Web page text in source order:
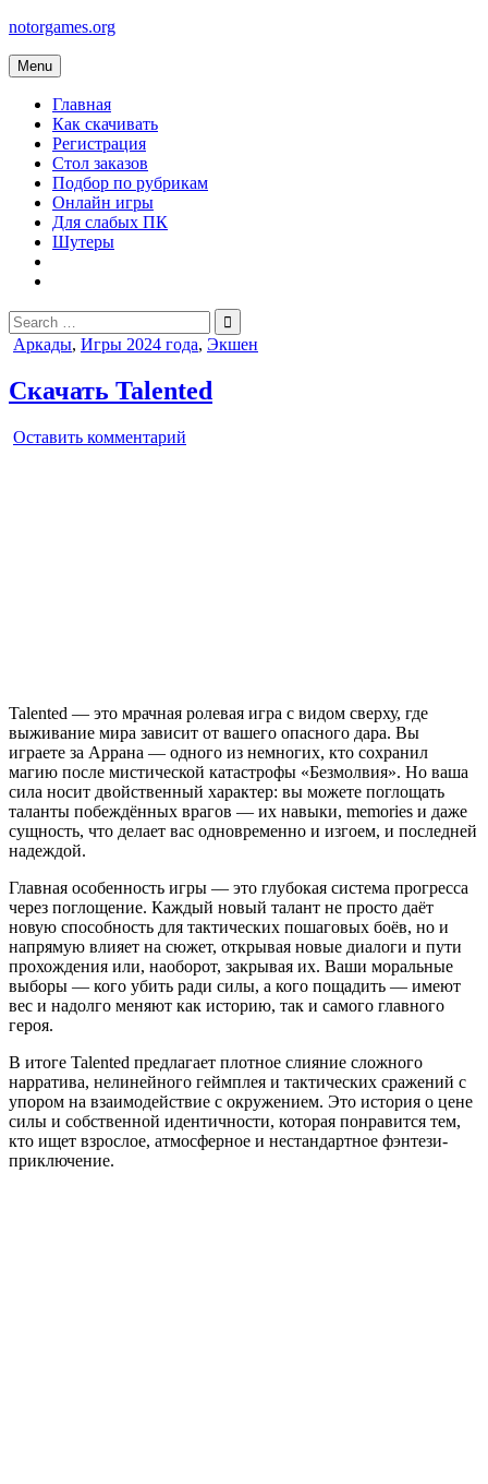
Skip
content
notorgames.org
Menu
Главная
Как скачивать
Регистрация
Стол заказов
Подбор по рубрикам
Онлайн игры
Для слабых ПК
Шутеры
Search
for:
Posted
Аркады, Игры 2024 года, Экшен
Скачать Talented
Оставить комментарий
Talented — это мрачная ролевая игра с видом сверху, где
выживание мира зависит от вашего опасного дара. Вы
играете за Аррана — одного из немногих, кто сохранил
магию после мистической катастрофы «Безмолвия». Но ваша
сила носит двойственный характер: вы можете поглощать
таланты побеждённых врагов — их навыки, memories и даже
сущность, что делает вас одновременно и изгоем, и последней
надеждой.
Главная особенность игры — это глубокая система прогресса
через поглощение. Каждый новый талант не просто даёт
новую способность для тактических пошаговых боёв, но и
напрямую влияет на сюжет, открывая новые диалоги и пути
прохождения или, наоборот, закрывая их. Ваши моральные
выборы — кого убить ради силы, а кого пощадить — имеют
вес и надолго меняют как историю, так и самого главного
героя.
В итоге Talented предлагает плотное слияние сложного
нарратива, нелинейного геймплея и тактических сражений с
упором на взаимодействие с окружением. Это история о цене
силы и собственной идентичности, которая понравится тем,
кто ищет взрослое, атмосферное и нестандартное фэнтези-
приключение.